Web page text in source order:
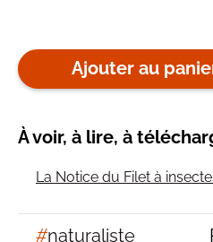
Ajouter au
À voir, à lire, à
La Notice du Filet à
#naturaliste